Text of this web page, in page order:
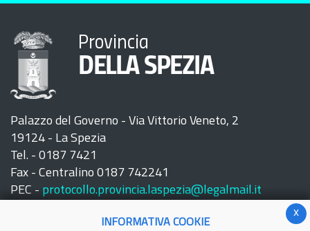
Provincia
DELLA SPEZIA
Palazzo del Governo - Via Vittorio Veneto, 2
19124 - La Spezia
Tel. - 0187 7421
Fax - Centralino 0187 742241
PEC - protocollo.provincia.laspezia@legalmail.it
x
INFORMATIVA COOKIE